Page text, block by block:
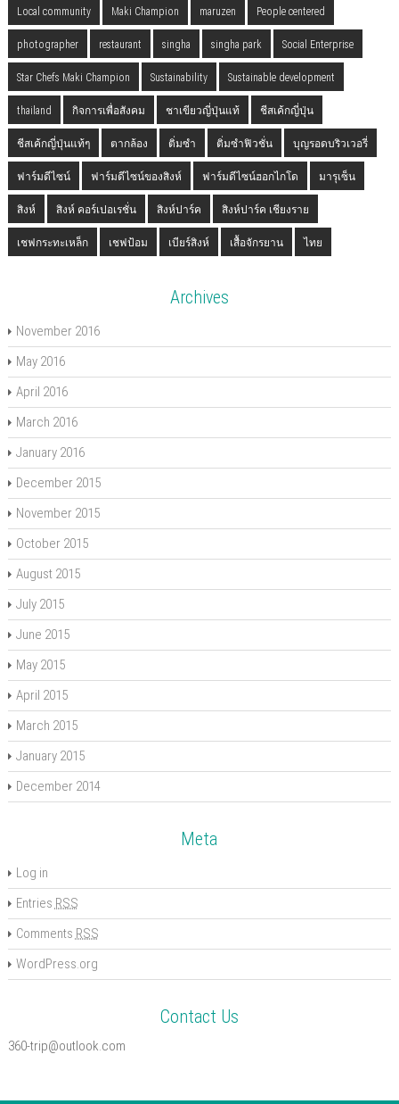
Local community Maki Champion maruzen People centered
photographer restaurant singha singha park Social Enterprise
Star Chefs Maki Champion Sustainability Sustainable development
thailand กิจการเพื่อสังคม ชาเขียวญี่ปุ่นแท้ ชีสเค้กญี่ปุ่น
ชีสเค้กญี่ปุ่นแท้ๆ ตากล้อง ติ่มซำ ติ่มซำฟิวชั่น บุญรอดบริวเวอรี่
ฟาร์มดีไซน์ ฟาร์มดีไซน์ของสิงห์ ฟาร์มดีไซน์ฮอกไกโด มารุเซ็น
สิงห์ สิงห์ คอร์เปอเรชั่น สิงห์ปาร์ค สิงห์ปาร์ค เชียงราย
เชฟกระทะเหล็ก เชฟป้อม เบียร์สิงห์ เสื้อจักรยาน ไทย
Archives
November 2016
May 2016
April 2016
March 2016
January 2016
December 2015
November 2015
October 2015
August 2015
July 2015
June 2015
May 2015
April 2015
March 2015
January 2015
December 2014
Meta
Log in
Entries RSS
Comments RSS
WordPress.org
Contact Us
360-trip@outlook.com